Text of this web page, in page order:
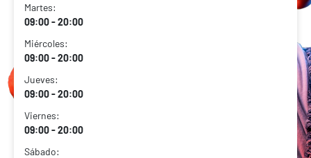
Martes:
09:00 - 20:00
Miércoles:
09:00 - 20:00
Jueves:
09:00 - 20:00
Viernes:
09:00 - 20:00
Sábado: